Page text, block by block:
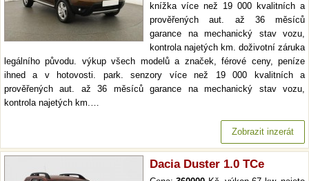
knížka více než 19 000 kvalitních a
prověřených aut. až 36 měsíců
garance na mechanický stav vozu,
kontrola najetých km. doživotní záruka
legálního původu. výkup všech modelů a značek, férové ceny, peníze
ihned a v hotovosti. park. senzory více než 19 000 kvalitních a
prověřených aut. až 36 měsíců garance na mechanický stav vozu,
kontrola najetých km.…
Zobrazit inzerát
Dacia Duster 1.0 TCe